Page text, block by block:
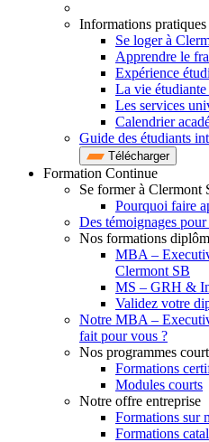
Informations pratiques
Se loger à
Apprendre le
Expérience
La vie
Les services
Calendrier
Guide des étudiants
Télécharger
Formation Continue
Se former à Clermont
Pourquoi faire
Des témoignages
Nos formations
MBA –
Clermont SB
MS – GRH &
Validez votre
Notre MBA –
fait pour vous ?
Nos programmes
Formations
Modules courts
Notre offre entreprise
Formations sur
Formations